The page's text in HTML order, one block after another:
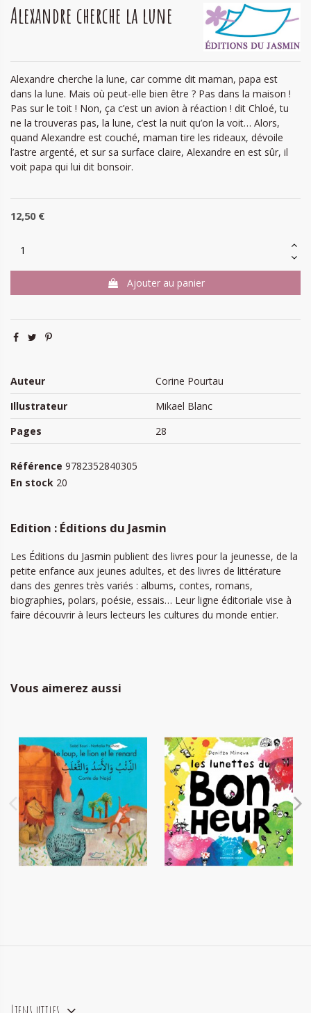
Alexandre cherche la lune
Alexandre cherche la lune, car comme dit maman, papa est
dans la lune. Mais où peut-elle bien être ? Pas dans la maison !
Pas sur le toit ! Non, ça c’est un avion à réaction ! dit Chloé, tu
ne la trouveras pas, la lune, c’est la nuit qu’on la voit… Alors,
quand Alexandre est couché, maman tire les rideaux, dévoile
l’astre argenté, et sur sa surface claire, Alexandre en est sûr, il
voit papa qui lui dit bonsoir.
12,50 €
Ajouter au panier
Auteur
Corine Pourtau
Illustrateur
Mikael Blanc
Pages
28
Référence 9782352840305
En stock 20
Edition : Éditions du Jasmin
Les Éditions du Jasmin publient des livres pour la jeunesse, de la
petite enfance aux jeunes adultes, et des livres de littérature
dans des genres très variés : albums, contes, romans,
biographies, polars, poésie, essais… Leur ligne éditoriale vise à
faire découvrir à leurs lecteurs les cultures du monde entier.
Vous aimerez aussi
Le loup, le lion et le renard
14,90 €
Les lunettes du bonheur
14,90 €